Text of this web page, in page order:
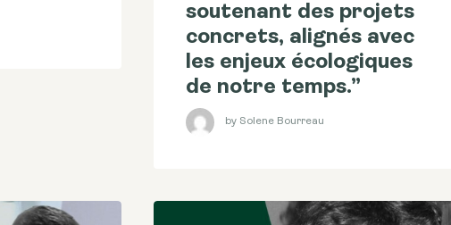
soutenant des projets
concrets, alignés avec
les enjeux écologiques
de notre temps.”
by Solene Bourreau